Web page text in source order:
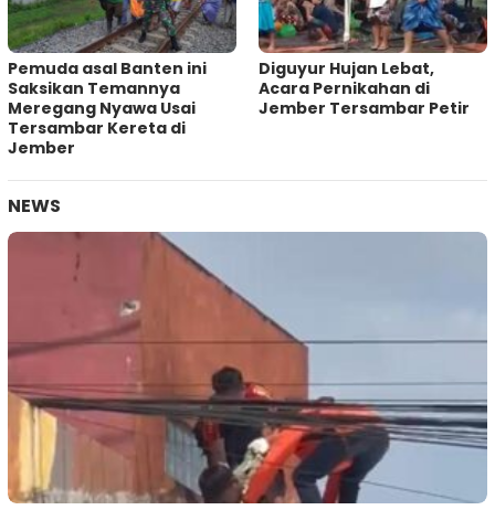
Pemuda asal Banten ini
Saksikan Temannya
Meregang Nyawa Usai
Tersambar Kereta di
Jember
Diguyur Hujan Lebat,
Acara Pernikahan di
Jember Tersambar Petir
NEWS